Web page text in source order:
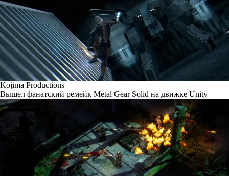
Kojima Productions
Вышел фанатский ремейк Metal Gear Solid на движке Unity